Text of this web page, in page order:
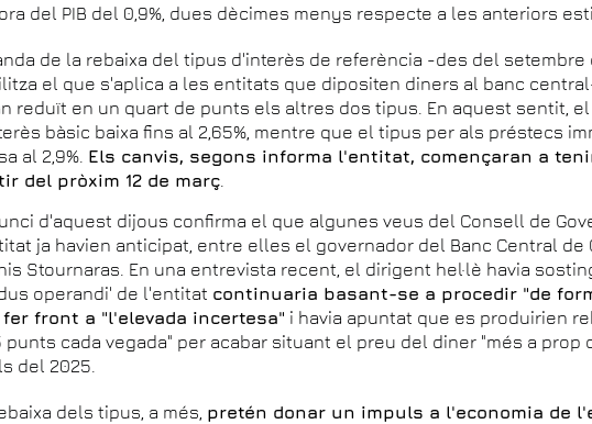
del PIB del 0,9%, dues dècimes menys respecte a les anteriors
de la rebaixa del tipus d'interès de referència -des del setembre
el que s'aplica a les entitats que dipositen diners al banc
reduït en un quart de punts els altres dos tipus. En aquest sentit,
bàsic baixa fins al 2,65%, mentre que el tipus per als préstecs
al 2,9%. Els canvis, segons informa l'entitat, començaran a
del pròxim 12 de març
d'aquest dijous confirma el que algunes veus del Consell de
ja havien anticipat, entre elles el governador del Banc Central de
Stournaras. En una entrevista recent, el dirigent hel·lè havia
operandi' de l'entitat continuaria basant-se a procedir "de
fer front a "l'elevada incertesa" i havia apuntat que es produirien
punts cada vegada" per acabar situant el preu del diner "més a prop
del 2025.
dels tipus, a més, pretén donar un impuls a l'economia de